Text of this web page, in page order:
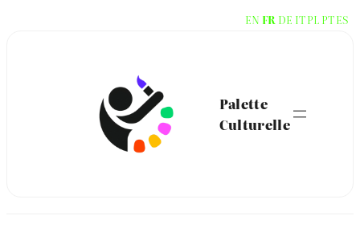
Palette
Culturelle
EN FR DE ITPL PTES